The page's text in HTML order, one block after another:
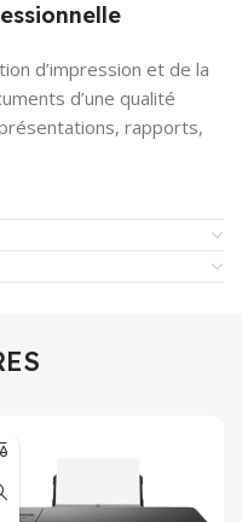
d’impression et de la
d’une qualité
rapports,